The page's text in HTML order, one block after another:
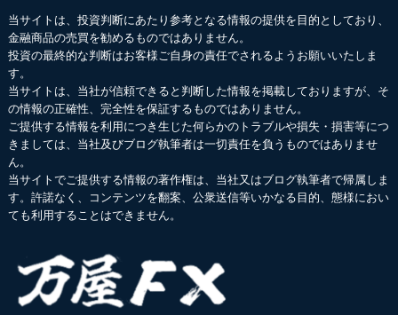
当サイトは、投資判断にあたり参考となる情報の提供を目的としており、
金融商品の売買を勧めるものではありません。
投資の最終的な判断はお客様ご自身の責任でされるようお願いいたしま
す。
当サイトは、当社が信頼できると判断した情報を掲載しておりますが、そ
の情報の正確性、完全性を保証するものではありません。
ご提供する情報を利用につき生じた何らかのトラブルや損失・損害等につ
きましては、当社及びブログ執筆者は一切責任を負うものではありませ
ん。
当サイトでご提供する情報の著作権は、当社又はブログ執筆者で帰属しま
す。許諾なく、コンテンツを翻案、公衆送信等いかなる目的、態様におい
ても利用することはできません。